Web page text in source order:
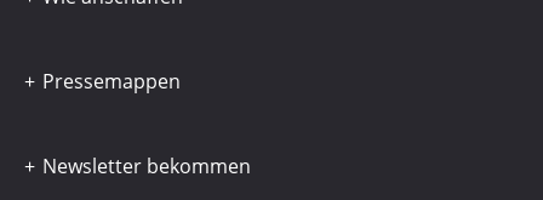
Pressemappen
Newsletter bekommen